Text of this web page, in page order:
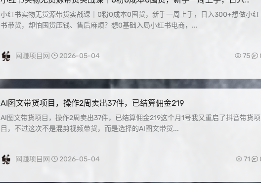
300+
小红书实物无货源带货实战课｜0粉0成本0囤货，新手一周上手，日入300+想做小红
书带货，却怕囤货压钱、售后麻烦？想0基础入局小红书电商，...
网赚项目网 2026-05-04 75
AI图文带货项目，操作2周卖出37件，已结算佣金219
AI图文带货项目，操作2周卖出37件，已结算佣金219这个月1号我又重启了抖音带货项
目，不过这次不是混剪视频带货，而是选择的AI图文带货...
网赚项目网 2026-05-04 71